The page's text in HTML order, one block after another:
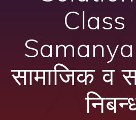
Class
सामाजिक व